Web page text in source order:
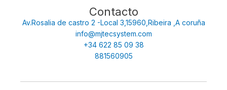
Contacto
Av.Rosalia de castro 2 -Local 3,15960,Ribeira ,A coruña
info@mjtecsystem.com
+34 622 85 09 38
881560905